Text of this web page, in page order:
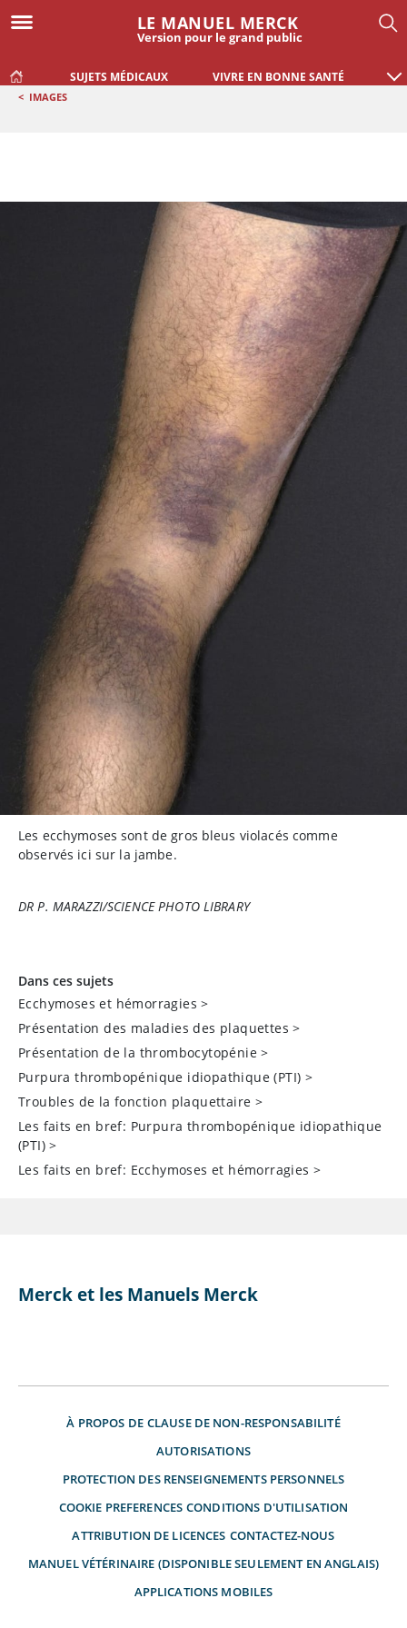
LE MANUEL MERCK
Version pour le grand public
SUJETS MÉDICAUX VIVRE EN BONNE SANTÉ
< IMAGES
Les ecchymoses sont de gros bleus violacés comme
observés ici sur la jambe.
DR P. MARAZZI/SCIENCE PHOTO LIBRARY
Dans ces sujets
Ecchymoses et hémorragies >
Présentation des maladies des plaquettes >
Présentation de la thrombocytopénie >
Purpura thrombopénique idiopathique (PTI) >
Troubles de la fonction plaquettaire >
Les faits en bref: Purpura thrombopénique idiopathique
(PTI) >
Les faits en bref: Ecchymoses et hémorragies >
Merck et les Manuels Merck
À PROPOS DE CLAUSE DE NON-RESPONSABILITÉ
AUTORISATIONS
PROTECTION DES RENSEIGNEMENTS PERSONNELS
COOKIE PREFERENCES CONDITIONS D'UTILISATION
ATTRIBUTION DE LICENCES CONTACTEZ-NOUS
MANUEL VÉTÉRINAIRE (DISPONIBLE SEULEMENT EN ANGLAIS)
APPLICATIONS MOBILES